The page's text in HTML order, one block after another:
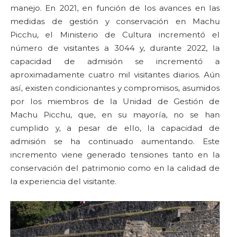
manejo. En 2021, en función de los avances en las
medidas de gestión y conservación en Machu
Picchu, el Ministerio de Cultura incrementó el
número de visitantes a 3044 y, durante 2022, la
capacidad de admisión se incrementó a
aproximadamente cuatro mil visitantes diarios. Aún
así, existen condicionantes y compromisos, asumidos
por los miembros de la Unidad de Gestión de
Machu Picchu, que, en su mayoría, no se han
cumplido y, a pesar de ello, la capacidad de
admisión se ha continuado aumentando. Este
incremento viene generado tensiones tanto en la
conservación del patrimonio como en la calidad de
la experiencia del visitante.